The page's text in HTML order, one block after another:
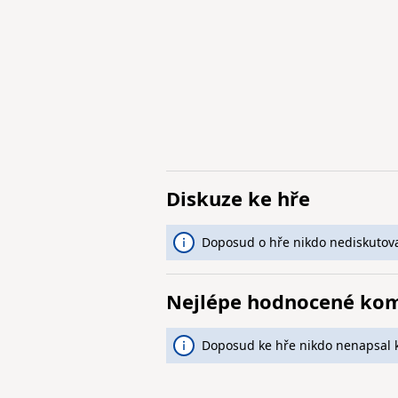
Diskuze ke hře
Doposud o hře nikdo
Nejlépe hodnocené
Doposud ke hře nikdo nenapsal